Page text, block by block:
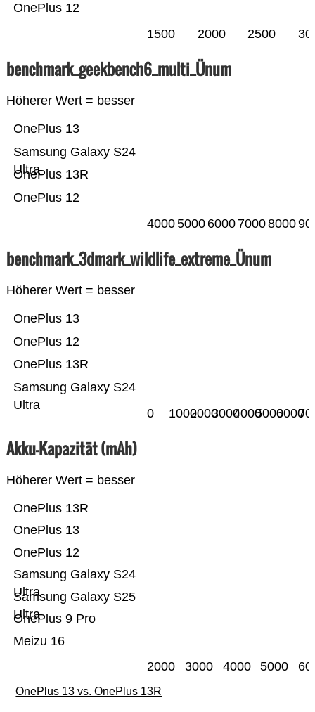
OnePlus 12
1500 2000 2500
benchmark_geekbench6_multi_Ünum
Höherer Wert = besser
OnePlus 12
OnePlus 13R
Samsung Galaxy S24
Ultra
OnePlus 13
40005000 6000 70008000
benchmark_3dmark_wildlife_extreme_Ünum
Höherer Wert = besser
Samsung Galaxy S24
Ultra
OnePlus 13R
OnePlus 12
OnePlus 13
0 100020003000400050006000
Akku-Kapazität (mAh)
Höherer Wert = besser
Meizu 16
OnePlus 9 Pro
Samsung Galaxy S25
Ultra
Samsung Galaxy S24
Ultra
OnePlus 12
OnePlus 13
OnePlus 13R
2000 3000 4000 5000
OnePlus 13 vs. OnePlus 13R